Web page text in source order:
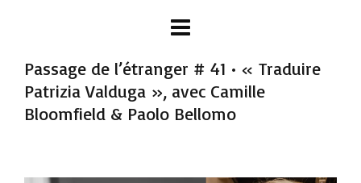
Passage de l’étranger # 41 • « Traduire
Patrizia Valduga », avec Camille
Bloomfield & Paolo Bellomo